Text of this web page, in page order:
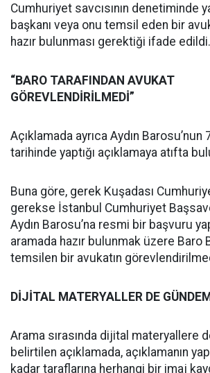
Cumhuriyet savcısının denetiminde
başkanı veya onu temsil eden bir
hazır bulunması gerektiği ifade edildi.
“BARO TARAFINDAN AVUKAT
GÖREVLENDİRİLMEDİ”
Açıklamada ayrıca Aydın
tarihinde yaptığı açıklamaya atıfta
Buna göre, gerek Kuşadası
gerekse İstanbul Cumhuriyet
Aydın Barosu’na resmi bir başvuru
aramada hazır bulunmak üzere Baro
temsilen bir avukatın
DİJİTAL MATERYALLER DE
Arama sırasında dijital materyallere
belirtilen açıklamada, açıklamanın
kadar taraflarına herhangi bir imaj